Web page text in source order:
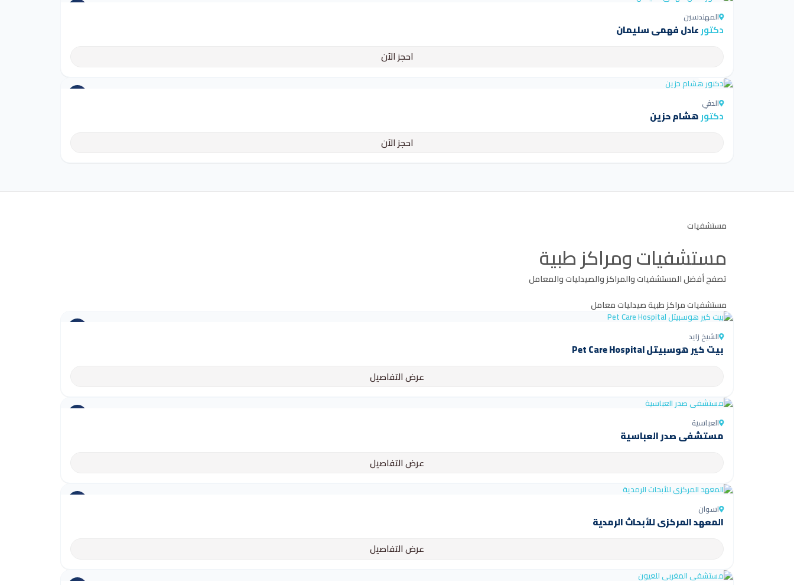
المهندسين
دكتورعادل فهمى سليمان
احجز الآن
الدقي
دكتورهشام حزين
احجز الآن
مستشفيات
مستشفيات ومراكز طبية
تصفح أفضل المستشفيات والمراكز والصيدليات والمعامل
مستشفياتمراكز طبيةصيدلياتمعامل
الشيخ زايد
بيت كير هوسبيتل Pet Care Hospital
عرض التفاصيل
العباسية
مستشفى صدر العباسية
عرض التفاصيل
اسوان
المعهد المركزي للأبحاث الرمدية
عرض التفاصيل